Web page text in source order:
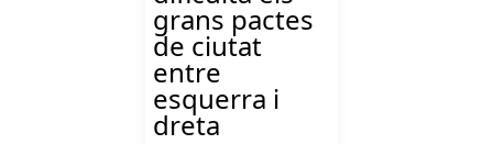
grans pactes
de ciutat
entre
esquerra i
dreta